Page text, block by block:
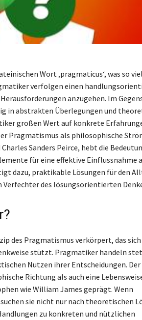
Wort ‚pragmaticus‘, was so
verfolgen einen
anzugehen. Im
in abstrakten Überlegungen und
großen Wert auf konkrete
Pragmatismus als philosophische
Sanders Peirce, hebt die
für eine effektive Einflussnahme
dazu, praktikable Lösungen für den
des lösungsorientierten
des Pragmatismus verkörpert, das sich
stützt. Pragmatiker handeln
Nutzen ihrer Entscheidungen. Der
Richtung als auch eine
wie William James geprägt. Wenn
sie nicht nur nach theoretischen
zu konkreten und nützlichen